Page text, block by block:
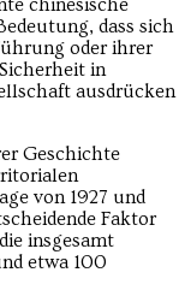
chinesische
dass sich
oder ihrer
in
ausdrücken
Geschichte
von 1927 und
Faktor
insgesamt
etwa 100